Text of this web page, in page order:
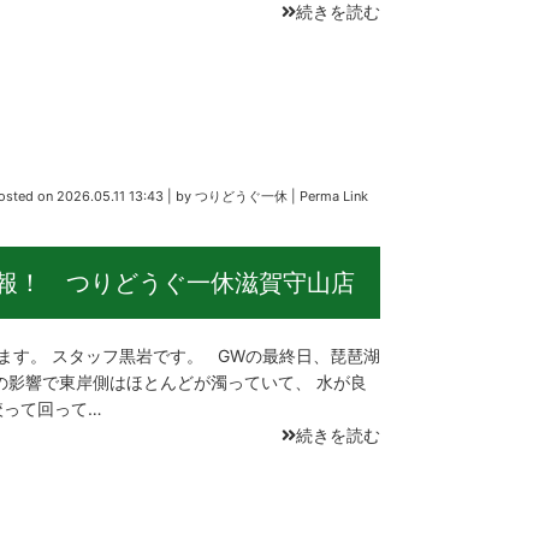
続きを読む
on 2026.05.11 13:43 by つりどうぐ一休 Perma Link
！ つりどうぐ一休滋賀守山店
す。 スタッフ黒岩です。 GWの最終日、琵琶湖
響で東岸側はほとんどが濁っていて、 水が良
って回って…
続きを読む